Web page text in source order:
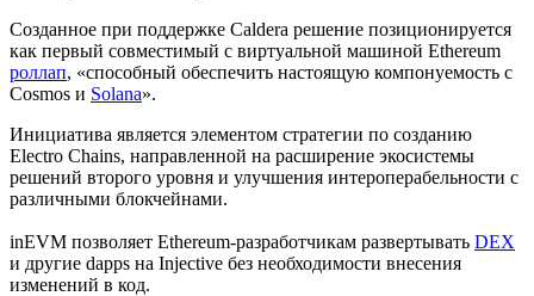
Созданное при поддержке Caldera решение позиционируется
как первый совместимый с виртуальной машиной Ethereum
роллап, «способный обеспечить настоящую компонуемость с
Cosmos и Solana».
Инициатива является элементом стратегии по созданию
Electro Chains, направленной на расширение экосистемы
решений второго уровня и улучшения интероперабельности с
различными блокчейнами.
inEVM позволяет Ethereum-разработчикам развертывать DEX
и другие dapps на Injective без необходимости внесения
изменений в код.